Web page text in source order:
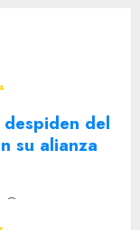
del
su alianza